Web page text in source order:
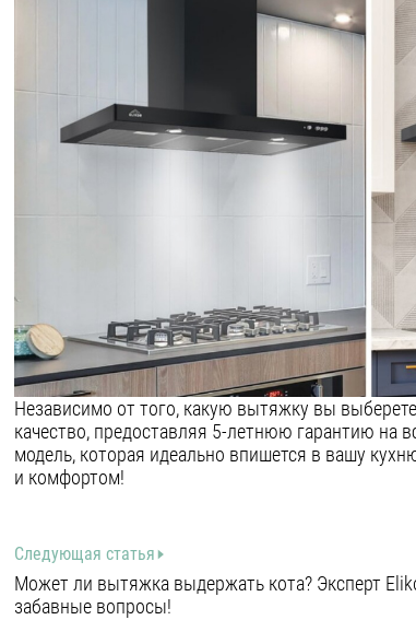
Независимо от того, какую вытяжку вы
качество, предоставляя 5-летнюю гарантию на
модель, которая идеально впишется в вашу
и комфортом!
Следующая статья
Может ли вытяжка выдержать кота? Эксперт
забавные вопросы!